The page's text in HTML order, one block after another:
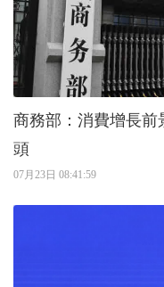
商務部：消費增長
頭
07月23日 08:41:59